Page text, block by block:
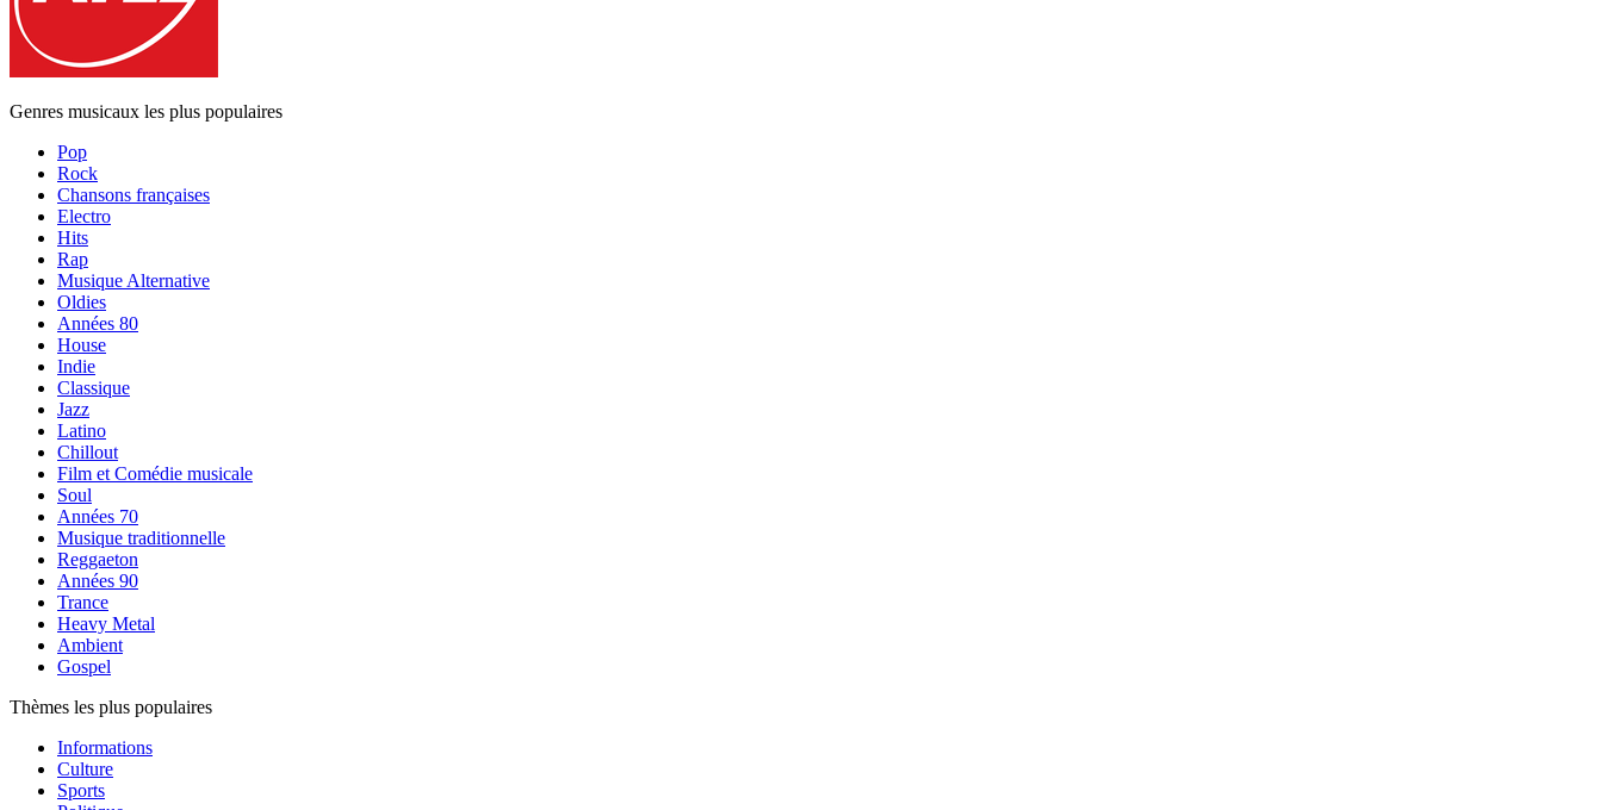
Genres musicaux les plus populaires
Pop
Rock
Chansons françaises
Electro
Hits
Rap
Musique Alternative
Oldies
Années 80
House
Indie
Classique
Jazz
Latino
Chillout
Film et Comédie musicale
Soul
Années 70
Musique traditionnelle
Reggaeton
Années 90
Trance
Heavy Metal
Ambient
Gospel
Thèmes les plus populaires
Informations
Culture
Sports